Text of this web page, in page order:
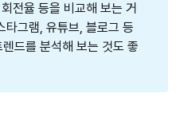
전율 등을 비교해 보는 거
타그램, 유튜브, 블로그 등
드를 분석해 보는 것도 좋